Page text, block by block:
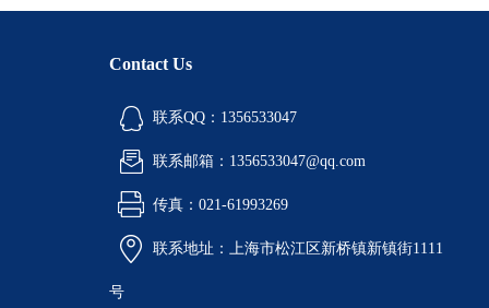
Contact Us
联系QQ：1356533047
联系邮箱：1356533047@qq.com
传真：021-61993269
联系地址：上海市松江区新桥镇新镇街1111
号